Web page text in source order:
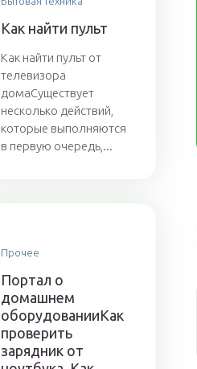
Как найти пульт
Как найти пульт от
телевизора
домаСуществует
несколько действий,
которые выполняются
в первую очередь,...
Прочее
Портал о
домашнем
оборудованииКак
проверить
зарядник от